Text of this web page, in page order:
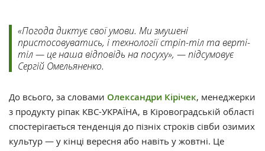
«Погода диктує свої умови. Ми змушені
пристосовуватись, і технології стріп-тіл та верті-
тіл — це наша відповідь на посуху», — підсумовує
Сергій Омельяненко.
До всього, за словами Олександри Кірічек, менеджерки
з продукту ріпак КВС-УКРАЇНА, в Кіровоградській області
спостерігається тенденція до пізніх строків сівби озимих
культур — у кінці вересня або навіть у жовтні. Це